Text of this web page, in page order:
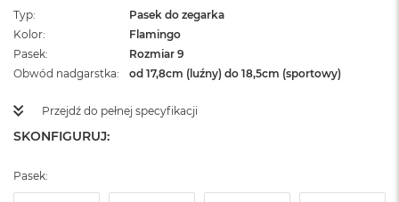
Typ
Pasek do zegarka
Kolor
Flamingo
Pasek
Rozmiar 9
Obwód nadgarstka
od 17,8cm (luźny) do 18,5cm (sportowy)
Przejdź do pełnej specyfikacji
SKONFIGURUJ:
Pasek: